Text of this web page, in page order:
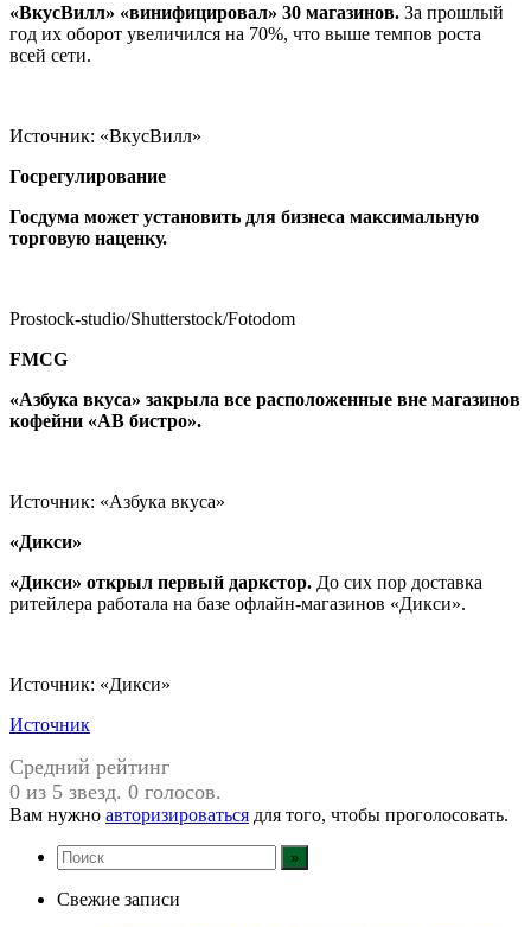
«ВкусВилл» «винифицировал» 30 магазинов. За прошлый
год их оборот увеличился на 70%, что выше темпов роста
всей сети.
Источник: «ВкусВилл»
Госрегулирование
Госдума может установить для бизнеса максимальную
торговую наценку.
Prostock-studio/Shutterstock/Fotodom
FMCG
«Азбука вкуса» закрыла все расположенные вне магазинов
кофейни «АВ бистро».
Источник: «Азбука вкуса»
«Дикси»
«Дикси» открыл первый даркстор. До сих пор доставка
ритейлера работала на базе офлайн-магазинов «Дикси».
Источник: «Дикси»
Источник
Средний рейтинг
0 из 5 звезд. 0 голосов.
Вам нужно авторизироваться для того, чтобы проголосовать.
Свежие записи